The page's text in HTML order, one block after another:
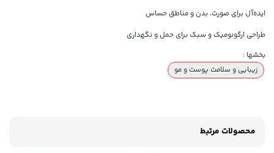
ایده‌آل برای صورت، بدن و مناطق حساس
طراحی ارگونومیک و سبک برای حمل و نگهداری
بخشها :
زیبایی و سلامت پوست و مو
محصولات مرتبط